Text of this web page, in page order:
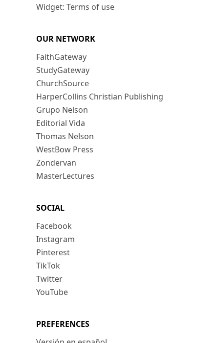
Widget: Terms of use
OUR NETWORK
FaithGateway
StudyGateway
ChurchSource
HarperCollins Christian Publishing
Grupo Nelson
Editorial Vida
Thomas Nelson
WestBow Press
Zondervan
MasterLectures
SOCIAL
Facebook
Instagram
Pinterest
TikTok
Twitter
YouTube
PREFERENCES